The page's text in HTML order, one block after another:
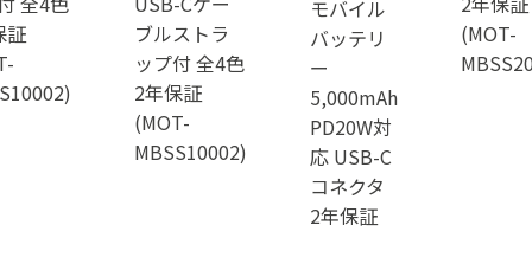
証
ブルストラ
ップ付 全4色
2年保証
(MOT-
MBSS10002)
モバイル
バッテリ
ー
5,000mAh
PD20W対
応 USB-C
コネクタ
2年保証
(MOT-